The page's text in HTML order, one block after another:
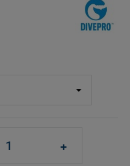
+